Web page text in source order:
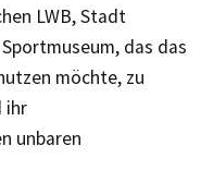
LWB, Stadt
das das
möchte, zu
ihr
unbaren